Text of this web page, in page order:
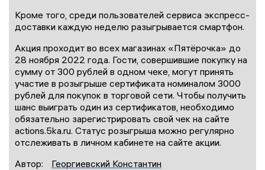
Кроме того, среди пользователей сервиса экспресс-
доставки каждую неделю разыгрывается смартфон.
Акция проходит во всех магазинах «Пятёрочка» до
28 ноября 2022 года. Гости, совершившие покупку на
сумму от 300 рублей в одном чеке, могут принять
участие в розыгрыше сертификата номиналом 3000
рублей для покупок в торговой сети. Чтобы получить
шанс выиграть один из сертификатов, необходимо
обязательно зарегистрировать свой чек на сайте
actions.5ka.ru. Статус розыгрыша можно регулярно
отслеживать в личном кабинете на сайте акции.
Автор:
Георгиевский Константин